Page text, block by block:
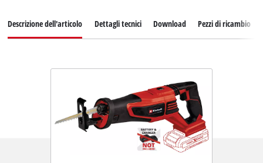
Descrizione dell'articolo Dettagli tecnici Download Pezzi di ricambio